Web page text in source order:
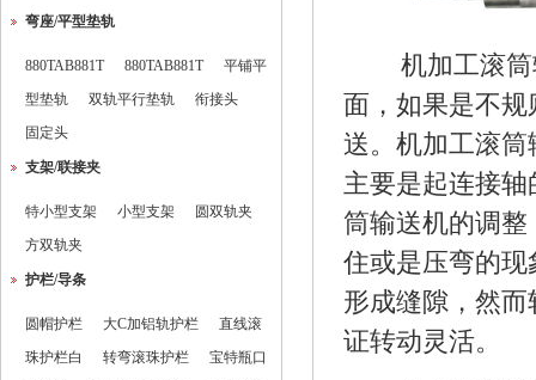
弯座/平型垫轨
880TAB881T 880TAB881T
平铺平
型垫轨
双轨平行垫轨
衔接头
固定头
支架/联接夹
特小型支架 小型支架
圆双轨夹
方双轨夹
护栏/导条
圆帽护栏 大C加铝轨护栏
直线滚
珠护栏白
转弯滚珠护栏
宝特瓶口
机加工滚筒
面，如果是不
送。机加工滚
主要是起连接
筒输送机的调
住或是压弯的
形成缝隙，然
证转动灵活。